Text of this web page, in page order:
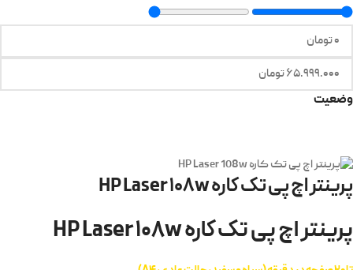
وضعیت
پرینتر اچ پی تک کاره HP Laser 108w
پرینتر اچ پی تک کاره HP Laser 108w